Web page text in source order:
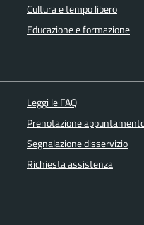
Cultura e tempo libero
Educazione e formazione
Leggi le FAQ
Prenotazione
Segnalazione disservizio
Richiesta assistenza